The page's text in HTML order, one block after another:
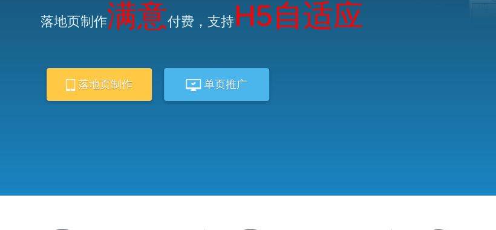
落地页制作满意付费，支持H5自适应
落地页制作 单页推广